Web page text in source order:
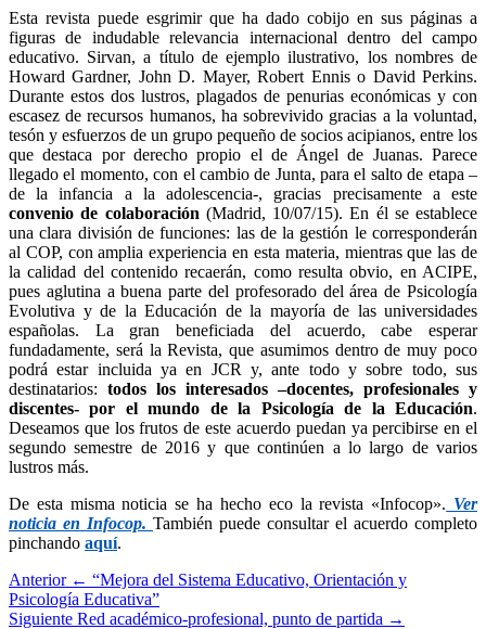
Esta revista puede esgrimir que ha dado cobijo en sus páginas a
figuras de indudable relevancia internacional dentro del campo
educativo. Sirvan, a título de ejemplo ilustrativo, los nombres de
Howard Gardner, John D. Mayer, Robert Ennis o David Perkins.
Durante estos dos lustros, plagados de penurias económicas y con
escasez de recursos humanos, ha sobrevivido gracias a la voluntad,
tesón y esfuerzos de un grupo pequeño de socios acipianos, entre los
que destaca por derecho propio el de Ángel de Juanas. Parece
llegado el momento, con el cambio de Junta, para el salto de etapa –
de la infancia a la adolescencia-, gracias precisamente a este
convenio de colaboración (Madrid, 10/07/15). En él se establece
una clara división de funciones: las de la gestión le corresponderán
al COP, con amplia experiencia en esta materia, mientras que las de
la calidad del contenido recaerán, como resulta obvio, en ACIPE,
pues aglutina a buena parte del profesorado del área de Psicología
Evolutiva y de la Educación de la mayoría de las universidades
españolas. La gran beneficiada del acuerdo, cabe esperar
fundadamente, será la Revista, que asumimos dentro de muy poco
podrá estar incluida ya en JCR y, ante todo y sobre todo, sus
destinatarios: todos los interesados –docentes, profesionales y
discentes- por el mundo de la Psicología de la Educación.
Deseamos que los frutos de este acuerdo puedan ya percibirse en el
segundo semestre de 2016 y que continúen a lo largo de varios
lustros más.
De esta misma noticia se ha hecho eco la revista «Infocop». Ver
noticia en Infocop. También puede consultar el acuerdo completo
pinchando aquí.
Anterior ← “Mejora del Sistema Educativo, Orientación y
Psicología Educativa”
Siguiente Red académico-profesional, punto de partida →